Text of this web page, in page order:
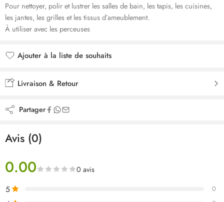
Pour nettoyer, polir et lustrer les salles de bain, les tapis, les cuisines,
les jantes, les grilles et les tissus d’ameublement.
À utiliser avec les perceuses
Ajouter à la liste de souhaits
Livraison & Retour
Partager
Avis (0)
0.00 0 avis
5 0